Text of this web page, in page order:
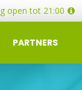
open tot 21:00
PARTNERS